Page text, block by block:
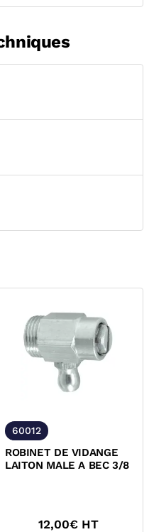
60012
ROBINET DE VIDANGE
LAITON MALE A BEC 3/8
12,00€ HT